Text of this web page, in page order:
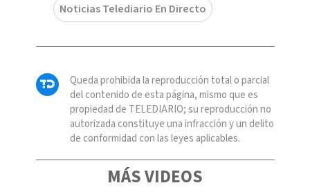
Noticias Telediario En Directo
Queda prohibida la reproducción total o parcial
del contenido de esta página, mismo que es
propiedad de TELEDIARIO; su reproducción no
autorizada constituye una infracción y un delito
de conformidad con las leyes aplicables.
MÁS VIDEOS